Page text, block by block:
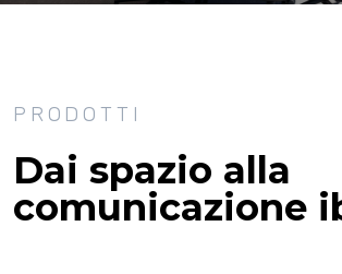
PRODOTTI
Dai spazio alla
comunicazione